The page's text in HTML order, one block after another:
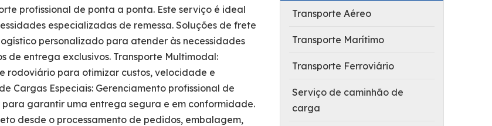
profissional de ponta a ponta. Este serviço é ideal
especializadas de remessa. Soluções de frete
personalizado para atender às necessidades
de entrega exclusivos. Transporte Multimodal:
para otimizar custos, velocidade e
Cargas Especiais: Gerenciamento profissional de
garantir uma entrega segura e em conformidade.
desde o processamento de pedidos, embalagem,
Transporte Aéreo
Transporte Marítimo
Transporte Ferroviário
Serviço de caminhão de
carga